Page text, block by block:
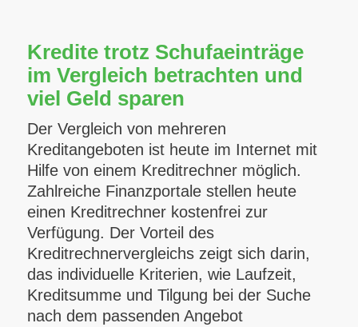
Kredite trotz Schufaeinträge
im Vergleich betrachten und
viel Geld sparen
Der Vergleich von mehreren
Kreditangeboten ist heute im Internet mit
Hilfe von einem Kreditrechner möglich.
Zahlreiche Finanzportale stellen heute
einen Kreditrechner kostenfrei zur
Verfügung. Der Vorteil des
Kreditrechnervergleichs zeigt sich darin,
das individuelle Kriterien, wie Laufzeit,
Kreditsumme und Tilgung bei der Suche
nach dem passenden Angebot